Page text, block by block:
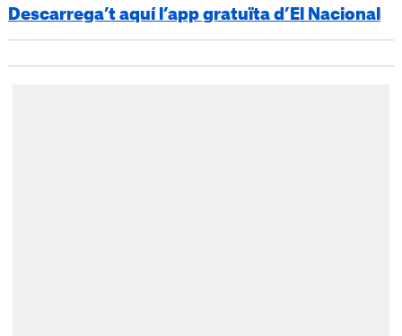
Descarrega’t aquí l’app gratuïta d’El Nacional